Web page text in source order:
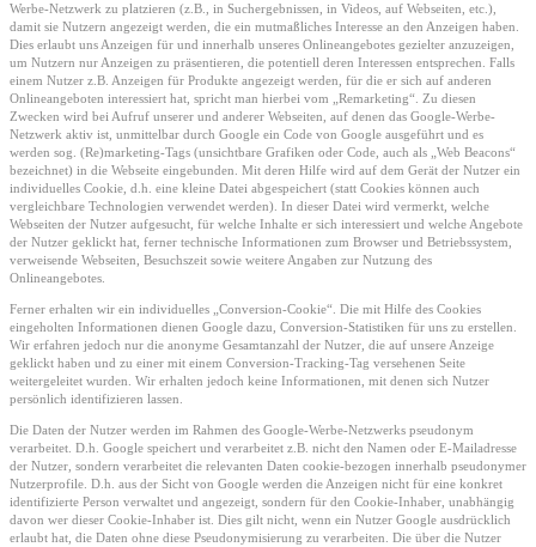
Werbe-Netzwerk zu platzieren (z.B., in Suchergebnissen, in Videos, auf Webseiten, etc.),
damit sie Nutzern angezeigt werden, die ein mutmaßliches Interesse an den Anzeigen haben.
Dies erlaubt uns Anzeigen für und innerhalb unseres Onlineangebotes gezielter anzuzeigen,
um Nutzern nur Anzeigen zu präsentieren, die potentiell deren Interessen entsprechen. Falls
einem Nutzer z.B. Anzeigen für Produkte angezeigt werden, für die er sich auf anderen
Onlineangeboten interessiert hat, spricht man hierbei vom „Remarketing“. Zu diesen
Zwecken wird bei Aufruf unserer und anderer Webseiten, auf denen das Google-Werbe-
Netzwerk aktiv ist, unmittelbar durch Google ein Code von Google ausgeführt und es
werden sog. (Re)marketing-Tags (unsichtbare Grafiken oder Code, auch als „Web Beacons“
bezeichnet) in die Webseite eingebunden. Mit deren Hilfe wird auf dem Gerät der Nutzer ein
individuelles Cookie, d.h. eine kleine Datei abgespeichert (statt Cookies können auch
vergleichbare Technologien verwendet werden). In dieser Datei wird vermerkt, welche
Webseiten der Nutzer aufgesucht, für welche Inhalte er sich interessiert und welche Angebote
der Nutzer geklickt hat, ferner technische Informationen zum Browser und Betriebssystem,
verweisende Webseiten, Besuchszeit sowie weitere Angaben zur Nutzung des
Onlineangebotes.
Ferner erhalten wir ein individuelles „Conversion-Cookie“. Die mit Hilfe des Cookies
eingeholten Informationen dienen Google dazu, Conversion-Statistiken für uns zu erstellen.
Wir erfahren jedoch nur die anonyme Gesamtanzahl der Nutzer, die auf unsere Anzeige
geklickt haben und zu einer mit einem Conversion-Tracking-Tag versehenen Seite
weitergeleitet wurden. Wir erhalten jedoch keine Informationen, mit denen sich Nutzer
persönlich identifizieren lassen.
Die Daten der Nutzer werden im Rahmen des Google-Werbe-Netzwerks pseudonym
verarbeitet. D.h. Google speichert und verarbeitet z.B. nicht den Namen oder E-Mailadresse
der Nutzer, sondern verarbeitet die relevanten Daten cookie-bezogen innerhalb pseudonymer
Nutzerprofile. D.h. aus der Sicht von Google werden die Anzeigen nicht für eine konkret
identifizierte Person verwaltet und angezeigt, sondern für den Cookie-Inhaber, unabhängig
davon wer dieser Cookie-Inhaber ist. Dies gilt nicht, wenn ein Nutzer Google ausdrücklich
erlaubt hat, die Daten ohne diese Pseudonymisierung zu verarbeiten. Die über die Nutzer